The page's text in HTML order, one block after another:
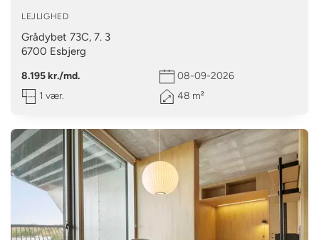
LEJLIGHED
Grådybet 73C, 7. 3
6700 Esbjerg
8.195 kr./md.
08-09-2026
1 vær.
48 m²